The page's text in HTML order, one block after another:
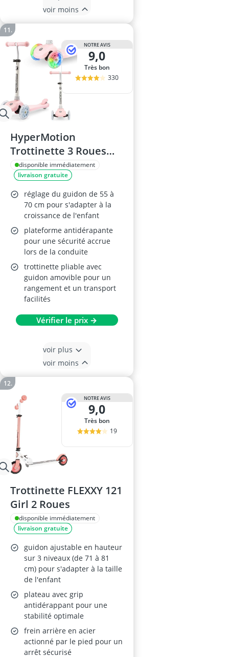
voir moins
NOTRE AVIS
9,0
Très bon
330
HyperMotion
Trottinette 3 Roues
Enfant LED
disponible immédiatement
livraison gratuite
réglage du guidon de 55 à
70 cm pour s'adapter à la
croissance de l'enfant
plateforme antidérapante
pour une sécurité accrue
lors de la conduite
trottinette pliable avec
guidon amovible pour un
rangement et un transport
facilités
Vérifier le prix →
voir plus
voir moins
NOTRE AVIS
9,0
Très bon
19
Trottinette FLEXXY 121
Girl 2 Roues
disponible immédiatement
livraison gratuite
guidon ajustable en hauteur
sur 3 niveaux (de 71 à 81
cm) pour s'adapter à la taille
de l'enfant
plateau avec grip
antidérappant pour une
stabilité optimale
frein arrière en acier
actionné par le pied pour un
arrêt sécurisé